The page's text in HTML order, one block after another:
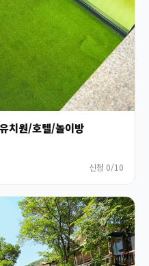
치원/호텔/놀이방
신청 0/10